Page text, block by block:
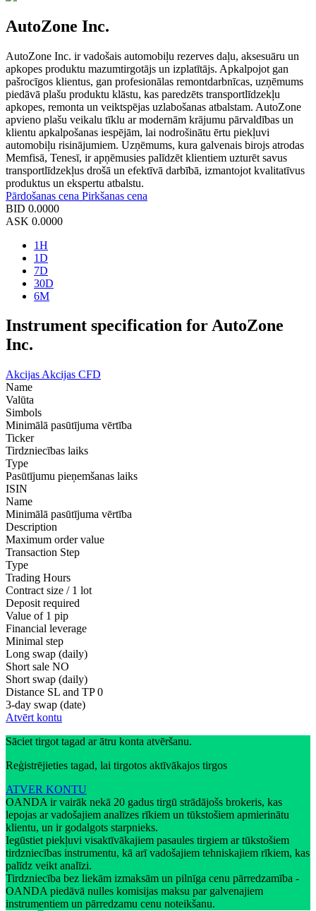
AutoZone Inc.
AutoZone Inc. ir vadošais automobiļu rezerves daļu, aksesuāru un
apkopes produktu mazumtirgotājs un izplatītājs. Apkalpojot gan
pašrocīgos klientus, gan profesionālas remontdarbnīcas, uzņēmums
piedāvā plašu produktu klāstu, kas paredzēts transportlīdzekļu
apkopes, remonta un veiktspējas uzlabošanas atbalstam. AutoZone
apvieno plašu veikalu tīklu ar modernām krājumu pārvaldības un
klientu apkalpošanas iespējām, lai nodrošinātu ērtu piekļuvi
automobiļu risinājumiem. Uzņēmums, kura galvenais birojs atrodas
Memfisā, Tenesī, ir apņēmusies palīdzēt klientiem uzturēt savus
transportlīdzekļus drošā un efektīvā darbībā, izmantojot kvalitatīvus
produktus un ekspertu atbalstu.
Pārdošanas cena Pirkšanas cena
BID 0.0000
ASK 0.0000
1H
1D
7D
30D
6M
Instrument specification for AutoZone
Inc.
Akcijas Akcijas CFD
Name
Valūta
Simbols
Minimālā pasūtījuma vērtība
Ticker
Tirdzniecības laiks
Type
Pasūtījumu pieņemšanas laiks
ISIN
Name
Minimālā pasūtījuma vērtība
Description
Maximum order value
Transaction Step
Type
Trading Hours
Contract size / 1 lot
Deposit required
Value of 1 pip
Financial leverage
Minimal step
Long swap (daily)
Short sale NO
Short swap (daily)
Distance SL and TP 0
3-day swap (date)
Atvērt kontu
Sāciet tirgot tagad ar ātru konta atvēršanu.
Reģistrējieties tagad, lai tirgotos aktīvākajos tirgos
ATVER KONTU
OANDA ir vairāk nekā 20 gadus tirgū strādājošs brokeris, kas
lepojas ar vadošajiem analīzes rīkiem un tūkstošiem apmierinātu
klientu, un ir godalgots starpnieks.
Iegūstiet piekļuvi visaktīvākajiem pasaules tirgiem ar tūkstošiem
tirdzniecības instrumentu, kā arī vadošajiem tehniskajiem rīkiem, kas
palīdz veikt analīzi.
Tirdzniecība bez liekām izmaksām un pilnīga cenu pārredzamība -
OANDA piedāvā nulles komisijas maksu par galvenajiem
instrumentiem un pārredzamu cenu noteikšanu.